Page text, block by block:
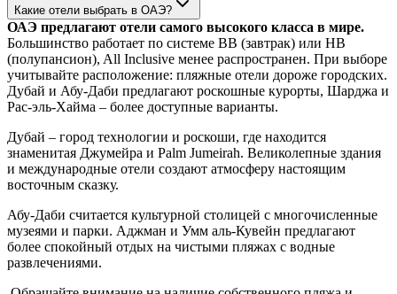
Какие отели выбрать в ОАЭ?
ОАЭ предлагают отели самого высокого класса в мире.
Большинство работает по системе BB (завтрак) или HB
(полупансион), All Inclusive менее распространен. При выборе
учитывайте расположение: пляжные отели дороже городских.
Дубай и Абу-Даби предлагают роскошные курорты, Шарджа и
Рас-эль-Хайма – более доступные варианты.
Дубай – город технологии и роскоши, где находится
знаменитая Джумейра и Palm Jumeirah. Великолепные здания
и международные отели создают атмосферу настоящим
восточным сказку.
Абу-Даби считается культурной столицей с многочисленные
музеями и парки. Аджман и Умм аль-Кувейн предлагают
более спокойный отдых на чистыми пляжах с водные
развлечениями.